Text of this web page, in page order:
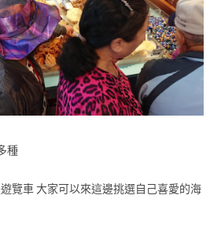
種
覽車 大家可以來這邊挑選自己喜愛的海